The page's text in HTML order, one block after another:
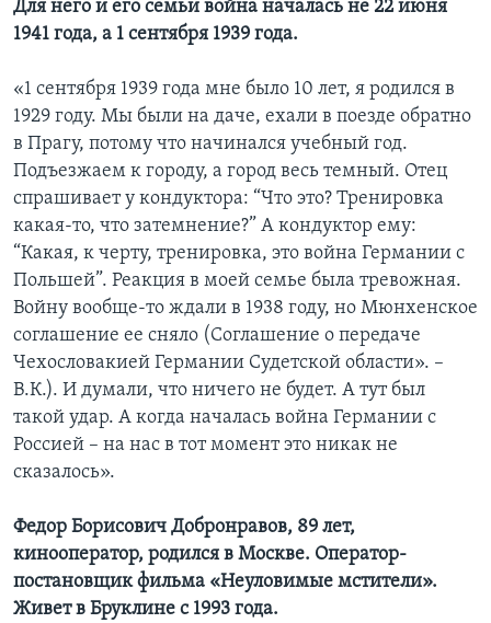
Для него и его семьи война началась не 22 июня
1941 года, а 1 сентября 1939 года.
«1 сентября 1939 года мне было 10 лет, я родился в
1929 году. Мы были на даче, ехали в поезде обратно
в Прагу, потому что начинался учебный год.
Подъезжаем к городу, а город весь темный. Отец
спрашивает у кондуктора: “Что это? Тренировка
какая-то, что затемнение?” А кондуктор ему:
“Какая, к черту, тренировка, это война Германии с
Польшей”. Реакция в моей семье была тревожная.
Войну вообще-то ждали в 1938 году, но Мюнхенское
соглашение ее сняло (Соглашение о передаче
Чехословакией Германии Судетской области». –
В.К.). И думали, что ничего не будет. А тут был
такой удар. А когда началась война Германии с
Россией – на нас в тот момент это никак не
сказалось».
Федор Борисович Добронравов, 89 лет,
кинооператор, родился в Москве. Оператор-
постановщик фильма «Неуловимые мстители».
Живет в Бруклине с 1993 года.